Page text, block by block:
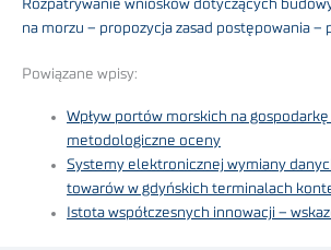
Rozpatrywanie wniosków dotyczących
na morzu – propozycja zasad postępowania –
Powiązane wpisy:
Wpływ portów morskich na
metodologiczne oceny
Systemy elektronicznej wymiany
towarów w gdyńskich terminalach
Istota współczesnych innowacji –